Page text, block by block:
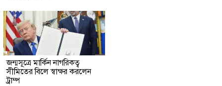
জন্মসূত্রে মার্কিন নাগরিকত্ব
সীমিতের বিলে স্বাক্ষর করলেন
ট্রাম্প